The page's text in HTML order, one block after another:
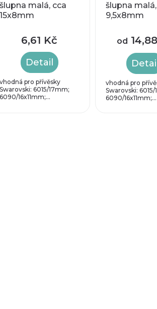
šlupna malá, cca
15x8mm
6,61 Kč
Detail
vhodná pro přívěsky
Swarovski: 6015/17mm;
6090/16x11mm;...
šlupna
9,5x8mm
od
vhodná pro
Swarovski: 6015/
6090/16x11mm;...